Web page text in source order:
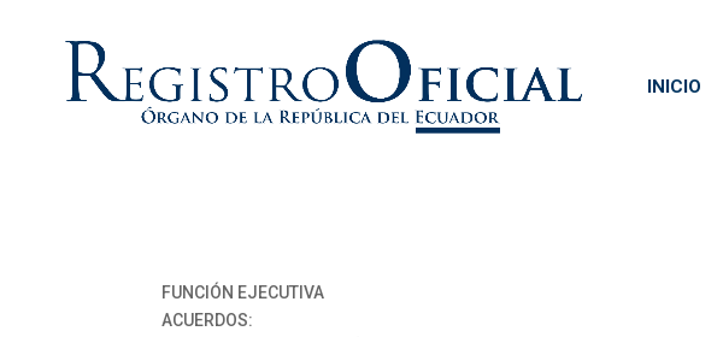
INICIO
FUNCIÓN EJECUTIVA
ACUERDOS: